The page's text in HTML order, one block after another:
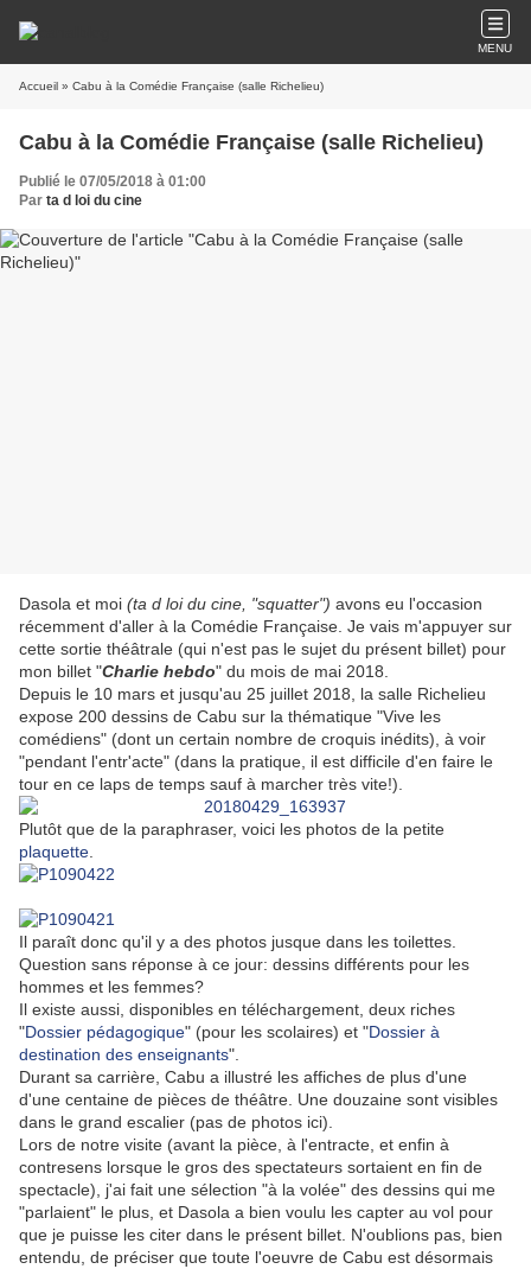
MENU
Accueil » Cabu à la Comédie Française (salle Richelieu)
Cabu à la Comédie Française (salle Richelieu)
Publié le 07/05/2018 à 01:00
Par ta d loi du cine
Dasola et moi (ta d loi du cine, "squatter") avons eu l'occasion
récemment d'aller à la Comédie Française. Je vais m'appuyer sur
cette sortie théâtrale (qui n'est pas le sujet du présent billet) pour
mon billet "Charlie hebdo" du mois de mai 2018.
Depuis le 10 mars et jusqu'au 25 juillet 2018, la salle Richelieu
expose 200 dessins de Cabu sur la thématique "Vive les
comédiens" (dont un certain nombre de croquis inédits), à voir
"pendant l'entr'acte" (dans la pratique, il est difficile d'en faire le
tour en ce laps de temps sauf à marcher très vite!).
Plutôt que de la paraphraser, voici les photos de la petite
plaquette
Il paraît donc qu'il y a des photos jusque dans les toilettes.
Question sans réponse à ce jour: dessins différents pour les
hommes et les femmes?
Il existe aussi, disponibles en téléchargement, deux riches
"Dossier pédagogique" (pour les scolaires) et "Dossier à
destination des enseignants".
Durant sa carrière, Cabu a illustré les affiches de plus d'une
d'une centaine de pièces de théâtre. Une douzaine sont visibles
dans le grand escalier (pas de photos ici).
Lors de notre visite (avant la pièce, à l'entracte, et enfin à
contresens lorsque le gros des spectateurs sortaient en fin de
spectacle), j'ai fait une sélection "à la volée" des dessins qui me
"parlaient" le plus, et Dasola a bien voulu les capter au vol pour
que je puisse les citer dans le présent billet. N'oublions pas, bien
entendu, de préciser que toute l'oeuvre de Cabu est désormais